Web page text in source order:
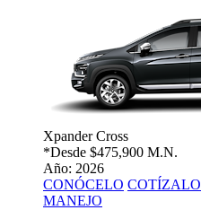
Xpander Cross
*Desde $475,900 M.N.
Año: 2026
CONÓCELO COTÍZALO
MANEJO